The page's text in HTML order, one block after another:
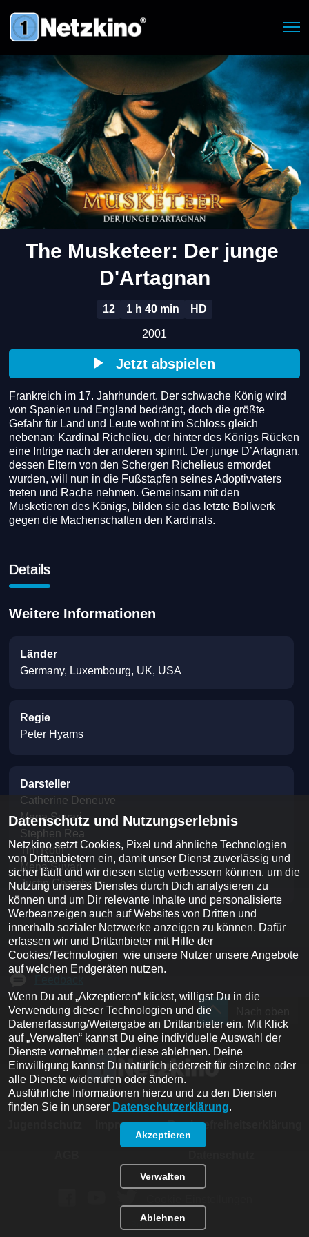
The Musketeer: Der junge
D'Artagnan
12 1 h 40 min HD
2001
Jetzt abspielen
Frankreich im 17. Jahrhundert. Der schwache König wird
von Spanien und England bedrängt, doch die größte
Gefahr für Land und Leute wohnt im Schloss gleich
nebenan: Kardinal Richelieu, der hinter des Königs Rücken
eine Intrige nach der anderen spinnt. Der junge D’Artagnan,
dessen Eltern von den Schergen Richelieus ermordet
wurden, will nun in die Fußstapfen seines Adoptivvaters
treten und Rache nehmen. Gemeinsam mit den
Musketieren des Königs, bilden sie das letzte Bollwerk
gegen die Machenschaften den Kardinals.
Details
Weitere Informationen
Länder
Germany, Luxembourg, UK, USA
Regie
Peter Hyams
Darsteller
Catherine Deneuve
Mena Suvari
Stephen Rea
Tim Roth
Mena Suvari
Justin Chambers
Datenschutz und Nutzungserlebnis
Netzkino setzt Cookies, Pixel und ähnliche Technologien
von Drittanbietern ein, damit unser Dienst zuverlässig und
sicher läuft und wir diesen stetig verbessern können, um die
Nutzung unseres Dienstes durch Dich analysieren zu
können und um Dir relevante Inhalte und personalisierte
Werbeanzeigen auch auf Websites von Dritten und
innerhalb sozialer Netzwerke anzeigen zu können. Dafür
erfassen wir und Drittanbieter mit Hilfe der
Cookies/Technologien  wie unsere Nutzer unsere Angebote
auf welchen Endgeräten nutzen.
Wenn Du auf „Akzeptieren“ klickst, willigst Du in die
Verwendung dieser Technologien und die
Datenerfassung/Weitergabe an Drittanbieter ein. Mit Klick
auf „Verwalten“ kannst Du eine individuelle Auswahl der
Dienste vornehmen oder diese ablehnen. Deine
Einwilligung kannst Du natürlich jederzeit für einzelne oder
alle Dienste widerrufen oder ändern.
Ausführliche Informationen hierzu und zu den Diensten
finden Sie in unserer Datenschutzerklärung.
Akzeptieren
Verwalten
Ablehnen
Impressum Barrierefreiheitserklärung